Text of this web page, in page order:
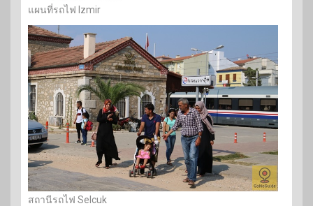
แผนที่รถไฟ Izmir
สถานีรถไฟ Selcuk